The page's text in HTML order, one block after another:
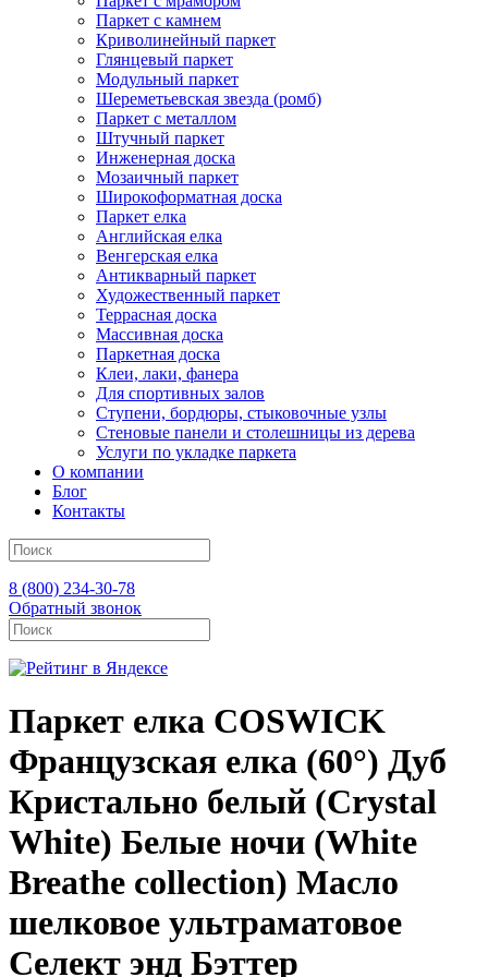
Паркет с камнем
Криволинейный паркет
Глянцевый паркет
Модульный паркет
Шереметьевская звезда (ромб)
Паркет с металлом
Штучный паркет
Инженерная доска
Мозаичный паркет
Широкоформатная доска
Паркет елка
Английская елка
Венгерская елка
Антикварный паркет
Художественный паркет
Террасная доска
Массивная доска
Паркетная доска
Клеи, лаки, фанера
Для спортивных залов
Ступени, бордюры, стыковочные узлы
Стеновые панели и столешницы из дерева
Услуги по укладке паркета
О компании
Блог
Контакты
8 (800) 234-30-78
Обратный звонок
Паркет елка COSWICK
Французская елка (60°) Дуб
Кристально белый (Crystal
White) Белые ночи (White
Breathe collection) Масло
шелковое ультраматовое
Селект энд Бэттер